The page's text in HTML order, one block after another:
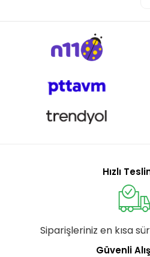
Hızlı
Siparişleriniz en kısa
Güvenli